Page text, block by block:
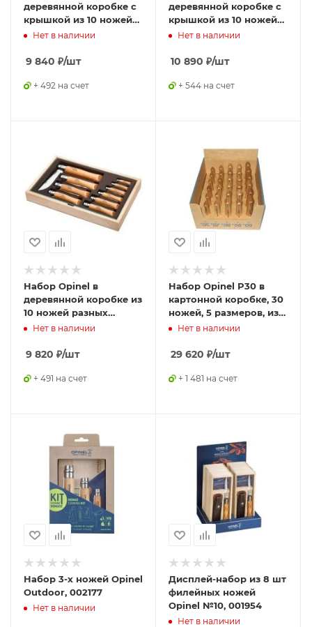
деревянной коробке с
крышкой из 10 ножей
разных размеров из
183102
Нет в наличии
9 840 ₽/шт
+ 492 на счет
деревянной коробке с
крышкой из 10 ножей
разных размеров из
Нет в наличии
10 890 ₽/шт
+ 544 на счет
Набор Opinel в
деревянной коробке из
10 ножей разных
размеров из
183104
Нет в наличии
9 820 ₽/шт
+ 491 на счет
Набор Opinel P30 в
картонной коробке, 30
ножей, 5 размеров, из
нержав стали, 001159
Нет в наличии
29 620 ₽/шт
+ 1 481 на счет
Набор 3-x ножей Opinel
Outdoor, 002177
Нет в наличии
Дисплей-набор из 8 шт
филейных ножей
Opinel №10, 001954
Нет в наличии